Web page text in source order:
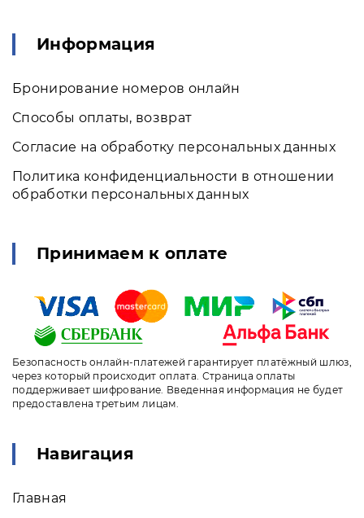
Информация
Бронирование номеров онлайн
Способы оплаты, возврат
Согласие на обработку персональных данных
Политика конфиденциальности в отношении
обработки персональных данных
Принимаем к оплате
Безопасность онлайн-платежей гарантирует платёжный шлюз,
через который происходит оплата. Страница оплаты
поддерживает шифрование. Введенная информация не будет
предоставлена третьим лицам.
Навигация
Главная